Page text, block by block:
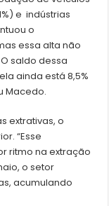
e indústrias
o
essa alta não
saldo dessa
ainda está 8,5%
Macedo.
extrativas, o
“Esse
ritmo na extração
o setor
acumulando